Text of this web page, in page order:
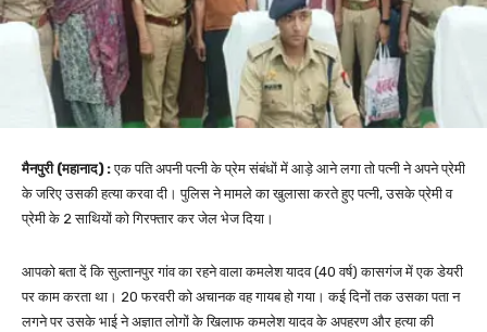
मैनपुरी (महानाद) :एक पति अपनी पत्नी के प्रेम संबंधों में आड़े आने लगा तो पत्नी ने अपने प्रेमी
के जरिए उसकी हत्या करवा दी। पुलिस ने मामले का खुलासा करते हुए पत्नी, उसके प्रेमी व
प्रेमी के 2 साथियों को गिरफ्तार कर जेल भेज दिया।
आपको बता दें कि सुल्तानपुर गांव का रहने वाला कमलेश यादव (40 वर्ष) कासगंज में एक डेयरी
पर काम करता था। 20 फरवरी को अचानक वह गायब हो गया। कई दिनों तक उसका पता न
लगने पर उसके भाई ने अज्ञात लोगों के खिलाफ कमलेश यादव के अपहरण और हत्या की